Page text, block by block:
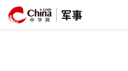
军事